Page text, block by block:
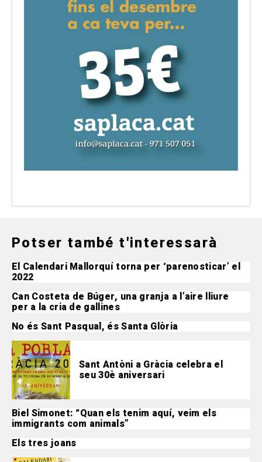
Potser també t'interessarà
El Calendari Mallorquí torna per ‘parenosticar’ el
2022
Can Costeta de Búger, una granja a l’aire lliure
per a la cria de gallines
No és Sant Pasqual, és Santa Glòria
Sant Antòni a Gràcia celebra el
seu 30è aniversari
Biel Simonet: “Quan els tenim aquí, veim els
immigrants com animals”
Els tres joans